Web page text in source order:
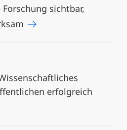
sichtbar,
erfolgreich